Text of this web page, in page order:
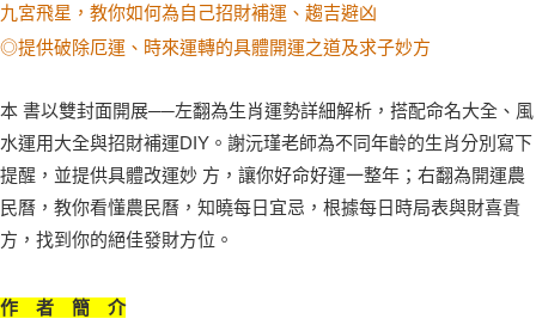
九宮飛星，教你如何為自己招財補運、趨吉避凶
◎提供破除厄運、時來運轉的具體開運之道及求子妙方
本 書以雙封面開展──左翻為生肖運勢詳細解析，搭配命名大全、風
水運用大全與招財補運DIY。謝沅瑾老師為不同年齡的生肖分別寫下
提醒，並提供具體改運妙 方，讓你好命好運一整年；右翻為開運農
民曆，教你看懂農民曆，知曉每日宜忌，根據每日時局表與財喜貴
方，找到你的絕佳發財方位。
作 者 簡 介